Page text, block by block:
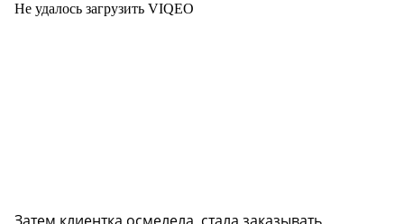
Не удалось загрузить VIQEO